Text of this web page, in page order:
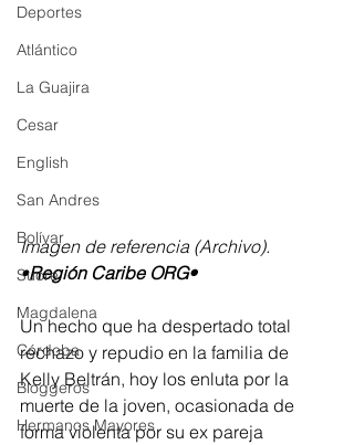
Deportes
Atlántico
La Guajira
Cesar
English
San Andres
Bolívar
Sucre
Magdalena
Córdoba
Bloggeros
Hermanos Mayores
Imagen de referencia (Archivo).
•Región Caribe ORG•
Un hecho que ha despertado total
rechazo y repudio en la familia de
Kelly Beltrán, hoy los enluta por la
muerte de la joven, ocasionada de
forma violenta por su ex pareja